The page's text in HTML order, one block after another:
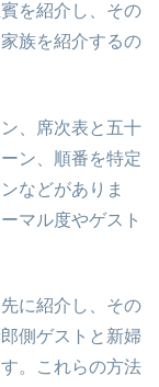
を紹介し、その
族を紹介するの
、席次表と五十
ン、順番を特定
などがありま
マル度やゲスト
に紹介し、その
側ゲストと新婦
。これらの方法